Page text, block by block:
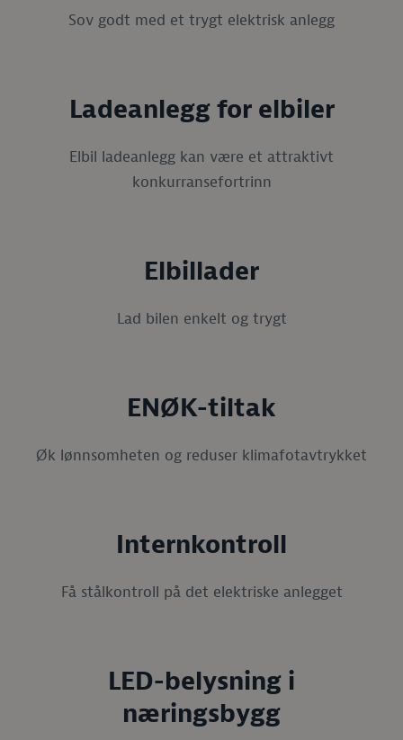
Sov godt med et trygt elektrisk anlegg
Ladeanlegg for elbiler
Elbil ladeanlegg kan være et attraktivt
konkurransefortrinn
Elbillader
Lad bilen enkelt og trygt
ENØK-tiltak
Øk lønnsomheten og reduser klimafotavtrykket
Internkontroll
Få stålkontroll på det elektriske anlegget
LED-belysning i
næringsbygg